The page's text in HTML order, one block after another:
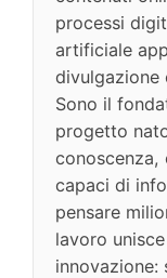
processi
artificiale
divulgazione
Sono il
progetto
conoscenza,
capaci di
pensare
lavoro